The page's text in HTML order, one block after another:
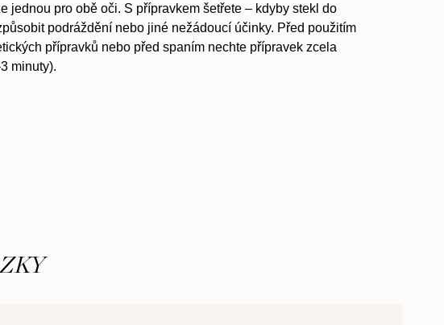
jednou pro obě oči. S přípravkem šetřete – kdyby stekl do
podráždění nebo jiné nežádoucí účinky. Před použitím
přípravků nebo před spaním nechte přípravek zcela
minuty).